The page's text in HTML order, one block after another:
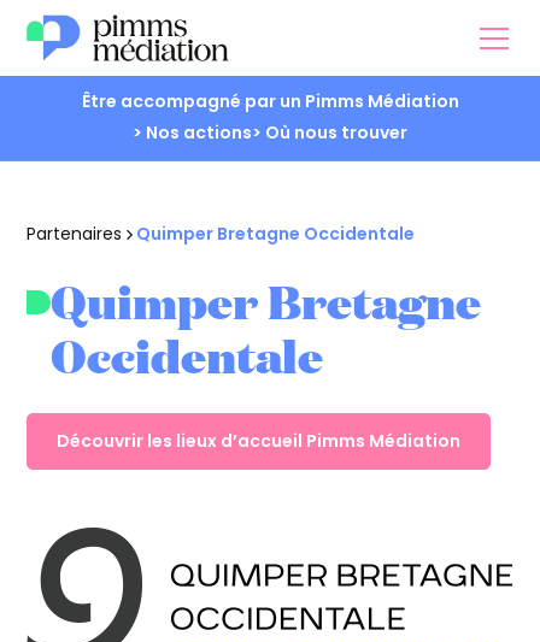
Être accompagné par un Pimms Médiation
> Nos actions> Où nous trouver
Partenaires Quimper Bretagne Occidentale
Quimper Bretagne
Occidentale
Découvrir les lieux d’accueil Pimms Médiation